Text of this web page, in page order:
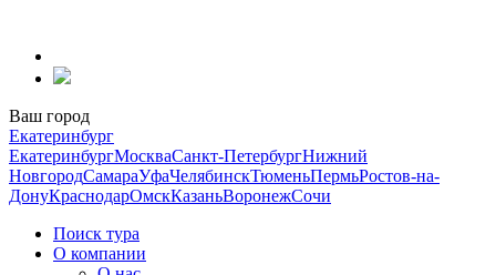
содержанию
Ваш город
Екатеринбург
ЕкатеринбургМоскваСанкт-ПетербургНижний
НовгородСамараУфаЧелябинскТюменьПермьРостов-на-
ДонуКраснодарОмскКазаньВоронежСочи
Поиск тура
О компании